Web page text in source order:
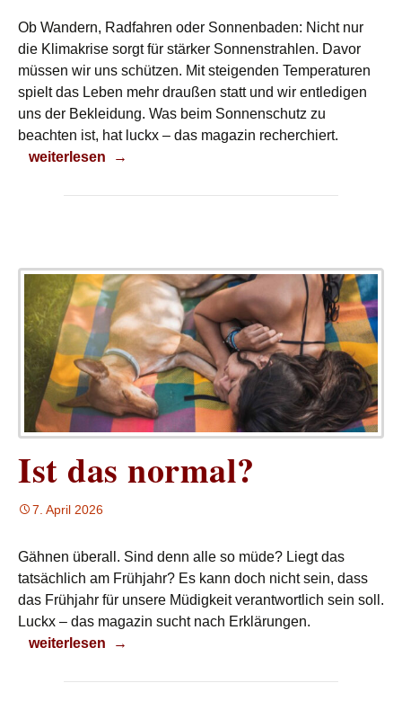
Ob Wandern, Radfahren oder Sonnenbaden: Nicht nur
die Klimakrise sorgt für stärker Sonnenstrahlen. Davor
müssen wir uns schützen. Mit steigenden Temperaturen
spielt das Leben mehr draußen statt und wir entledigen
uns der Bekleidung. Was beim Sonnenschutz zu
beachten ist, hat luckx – das magazin recherchiert.
Die Sonne scheint
weiterlesen →
Ist das normal?
7. April 2026
Gähnen überall. Sind denn alle so müde? Liegt das
tatsächlich am Frühjahr? Es kann doch nicht sein, dass
das Frühjahr für unsere Müdigkeit verantwortlich sein soll.
Luckx – das magazin sucht nach Erklärungen.
Ist das normal?
weiterlesen →